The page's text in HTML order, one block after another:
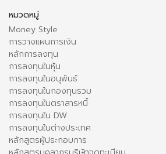
หมวดหมู่
Money Style
การวางแผนการเงิน
หลักการลงทุน
การลงทุนในหุ้น
การลงทุนในอนุพันธ์
การลงทุนในกองทุนรวม
การลงทุนในตราสารหนี้
การลงทุนใน DW
การลงทุนในต่างประเทศ
หลักสูตรผู้ประกอบการ